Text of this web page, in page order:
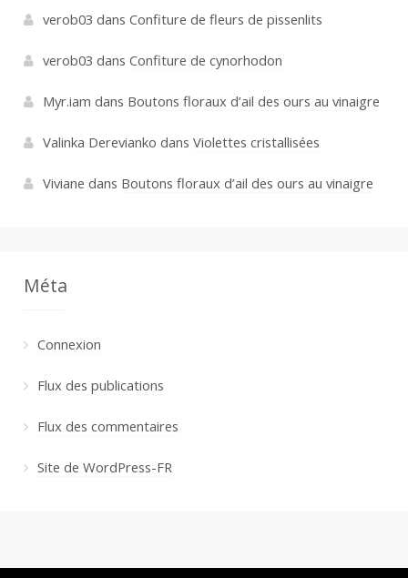
verob03 dans Confiture de fleurs de pissenlits
verob03 dans Confiture de cynorhodon
Myr.iam dans Boutons floraux d’ail des ours au vinaigre
Valinka Derevianko dans Violettes cristallisées
Viviane dans Boutons floraux d’ail des ours au vinaigre
Méta
Connexion
Flux des publications
Flux des commentaires
Site de WordPress-FR